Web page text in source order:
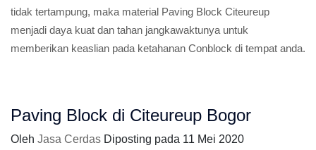
tidak tertampung, maka material Paving Block Citeureup
menjadi daya kuat dan tahan jangkawaktunya untuk
memberikan keaslian pada ketahanan Conblock di tempat anda.
Paving Block di Citeureup Bogor
Oleh Jasa Cerdas Diposting pada 11 Mei 2020